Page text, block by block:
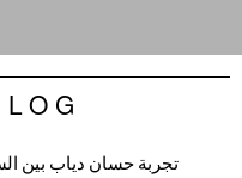
تجربة حسان دياب بين